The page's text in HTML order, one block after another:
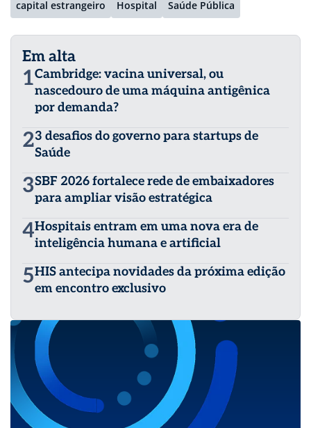
capital estrangeiro Hospital Saúde Pública
Em alta
1Cambridge: vacina universal, ou
nascedouro de uma máquina antigênica
por demanda?
23 desafios do governo para startups de
Saúde
3SBF 2026 fortalece rede de embaixadores
para ampliar visão estratégica
4Hospitais entram em uma nova era de
inteligência humana e artificial
5HIS antecipa novidades da próxima edição
em encontro exclusivo